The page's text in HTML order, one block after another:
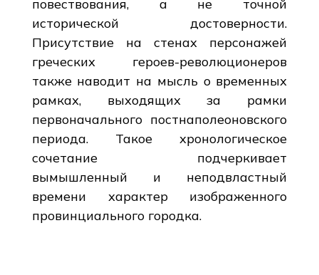
повествования, а не точной
исторической достоверности.
Присутствие на стенах персонажей
греческих героев-революционеров
также наводит на мысль о временных
рамках, выходящих за рамки
первоначального постнаполеоновского
периода. Такое хронологическое
сочетание подчеркивает
вымышленный и неподвластный
времени характер изображенного
провинциального городка.